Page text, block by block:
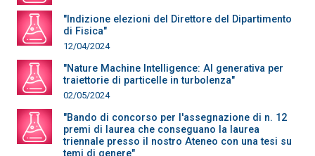
"Indizione elezioni del Direttore del Dipartimento
di Fisica"
12/04/2024
"Nature Machine Intelligence: AI generativa per
traiettorie di particelle in turbolenza"
02/05/2024
"Bando di concorso per l'assegnazione di n. 12
premi di laurea che conseguano la laurea
triennale presso il nostro Ateneo con una tesi su
temi di genere"